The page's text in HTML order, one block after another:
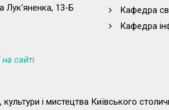
Лук'яненка, 13-Б
Кафедра
Кафедра
сайті
культури і мистецтва Київського